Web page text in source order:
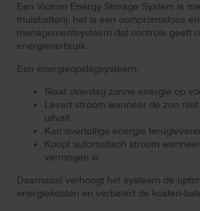
Een Victron Energy Storage System is
thuisbatterij: het is een compromisloos
managementsysteem dat controle geeft
energieverbruik.
Een energieopslagsysteem:
Slaat overdag zonne-energie op
Levert stroom wanneer de zon
uitvalt
Kan overtollige energie
Koopt automatisch stroom
vermogen is
Daarnaast verhoogt het systeem de
energiekosten en verbetert de kosten-